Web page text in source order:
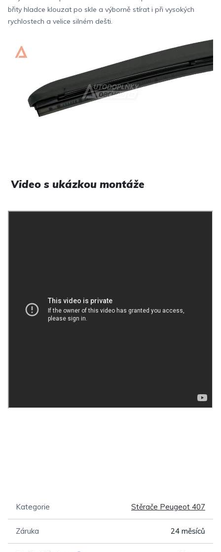
břity hladce klouzat po skle a výborně stírat i při vysokých
rychlostech a velice silném dešti.
Video s ukázkou montáže
Kategorie Stěrače Peugeot 407
Záruka 24 měsíců